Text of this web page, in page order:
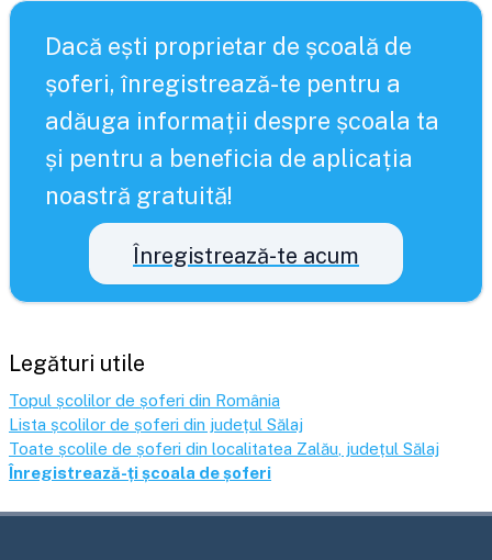
Dacă ești proprietar de școală de
șoferi, înregistrează-te pentru a
adăuga informații despre școala ta
și pentru a beneficia de aplicația
noastră gratuită!
Înregistrează-te acum
Legături utile
Topul școlilor de șoferi din România
Lista școlilor de șoferi din județul Sălaj
Toate școlile de șoferi din localitatea Zalău , județul Sălaj
Înregistrează-ți școala de șoferi